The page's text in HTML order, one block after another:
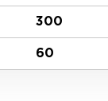
300
60